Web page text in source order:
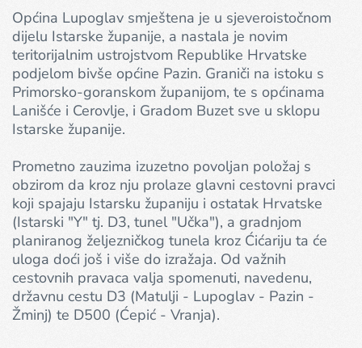
Općina Lupoglav smještena je u sjeveroistočnom
dijelu Istarske županije, a nastala je novim
teritorijalnim ustrojstvom Republike Hrvatske
podjelom bivše općine Pazin. Graniči na istoku s
Primorsko-goranskom županijom, te s općinama
Lanišće i Cerovlje, i Gradom Buzet sve u sklopu
Istarske županije.
Prometno zauzima izuzetno povoljan položaj s
obzirom da kroz nju prolaze glavni cestovni pravci
koji spajaju Istarsku županiju i ostatak Hrvatske
(Istarski "Y" tj. D3, tunel "Učka"), a gradnjom
planiranog željezničkog tunela kroz Ćićariju ta će
uloga doći još i više do izražaja. Od važnih
cestovnih pravaca valja spomenuti, navedenu,
državnu cestu D3 (Matulji - Lupoglav - Pazin -
Žminj) te D500 (Ćepić - Vranja).